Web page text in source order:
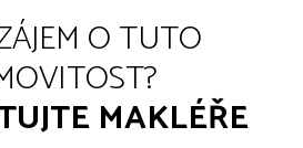
O TUTO
MAKLÉŘE